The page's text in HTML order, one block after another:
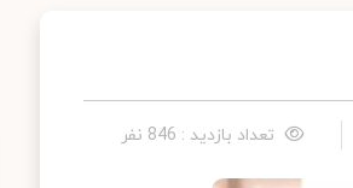
تعداد بازدید : 846 نفر